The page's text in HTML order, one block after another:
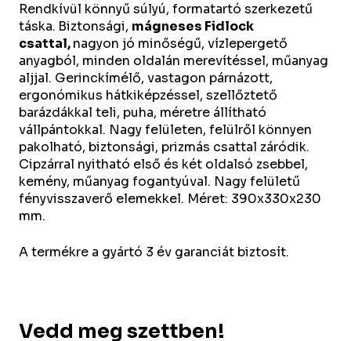
Rendkívül könnyű súlyú, formatartó szerkezetű
táska. Biztonsági, mágneses Fidlock
csattal,nagyon jó minőségű, vízlepergető
anyagból, minden oldalán merevítéssel, műanyag
aljjal. Gerinckímélő, vastagon párnázott,
ergonómikus hátkiképzéssel, szellőztető
barázdákkal teli, puha, méretre állítható
vállpántokkal. Nagy felületen, felülről könnyen
pakolható, biztonsági, prizmás csattal záródik.
Cipzárral nyitható első és két oldalsó zsebbel,
kemény, műanyag fogantyúval. Nagy felületű
fényvisszaverő elemekkel. Méret: 390x330x230
mm.
A termékre a gyártó 3 év garanciát biztosít.
Vedd meg szettben!